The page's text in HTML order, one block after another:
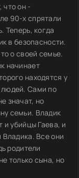
что он -
90-х спрятали
Теперь, когда
в безопасности.
о своей семье.
начинает
находятся у
людей. Сами по
значат, но
семьи. Владик
и убийцы Гаева, и
Владика. Все они
родители
только сына, но